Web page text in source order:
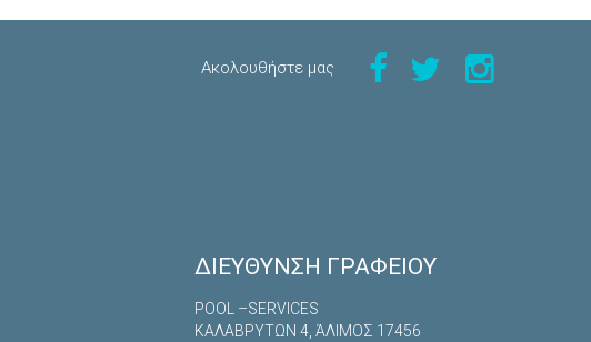
Aκολουθήστε μας
ΔΙΕΎΘΥΝΣΗ ΓΡΑΦΕΊΟΥ
POOL –SERVICES
ΚΑΛΑΒΡYΤΩΝ 4, ΆΛΙΜΟΣ 17456